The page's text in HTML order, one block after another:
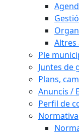
Altres
Ple
Juntes de
Plans,
Anuncis /
Perfil de
Normativa